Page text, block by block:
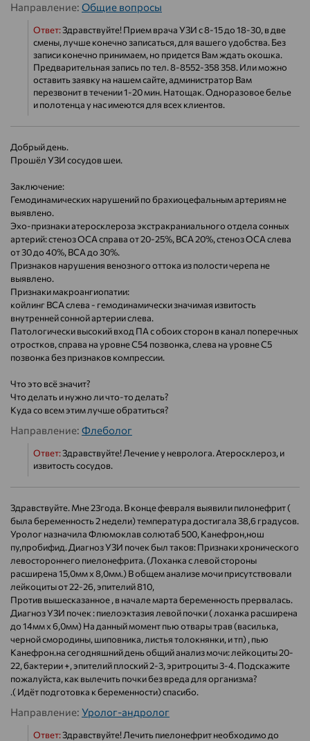
Направление: Общие вопросы
Ответ:Здравствуйте! Прием врача УЗИ с 8-15 до 18-30, в две
смены, лучше конечно записаться, для вашего удобства. Без
записи конечно принимаем, но придется Вам ждать окошка.
Предварительная запись по тел. 8-8552-358 358. Или можно
оставить заявку на нашем сайте, администратор Вам
перезвонит в течении 1-20 мин. Натощак. Одноразовое белье
и полотенца у нас имеются для всех клиентов.
Добрый день.
Прошёл УЗИ сосудов шеи.
Заключение:
Гемодинамических нарушений по брахиоцефальным артериям не
выявлено.
Эхо-признаки атеросклероза экстракраниального отдела сонных
артерий: стеноз ОСА справа от 20-25%, ВСА 20%, стеноз ОСА слева
от 30 до 40%, ВСА до 30%.
Признаков нарушения венозного оттока из полости черепа не
выявлено.
Признаки макроангиопатии:
койлинг ВСА слева - гемодинамически значимая извитость
внутренней сонной артерии слева.
Патологически высокий вход ПА с обоих сторон в канал поперечных
отростков, справа на уровне С54 позвонка, слева на уровне С5
позвонка без признаков компрессии.
Что это всё значит?
Что делать и нужно ли что-то делать?
Куда со всем этим лучше обратиться?
Направление: Флеболог
Ответ:Здравствуйте! Лечение у невролога. Атеросклероз, и
извитость сосудов.
Здравствуйте. Мне 23года. В конце февраля выявили пилонефрит (
была беременность 2 недели) температура достигала 38,6 градусов.
Уролог назначила Флюмоклав солютаб 500, Канефрон,нош
пу,пробифид. Диагноз УЗИ почек был таков: Признаки хронического
левостороннего пиелонефрита. (Лоханка с левой стороны
расширена 15,0мм х 8,0мм.) В общем анализе мочи присутствовали
лейкоциты от 22-26, эпителий 810,
Против вышесказанное , в начале марта беременность прервалась.
Диагноз УЗИ почек : пиелоэктазия левой почки ( лоханка расширена
до 14мм х 6,0мм) На данный момент пью отвары трав (василька,
черной смородины, шиповника, листья толокнянки, и тп) , пью
Канефрон.на сегодняшний день общий анализ мочи: лейкоциты 20-
22, бактерии +, эпителий плоский 2-3, эритроциты 3-4. Подскажите
пожалуйста, как вылечить почки без вреда для организма?
.( Идёт подготовка к беременности) спасибо.
Направление: Уролог-андролог
Ответ:Здравствуйте! Лечить пиелонефрит необходимо до